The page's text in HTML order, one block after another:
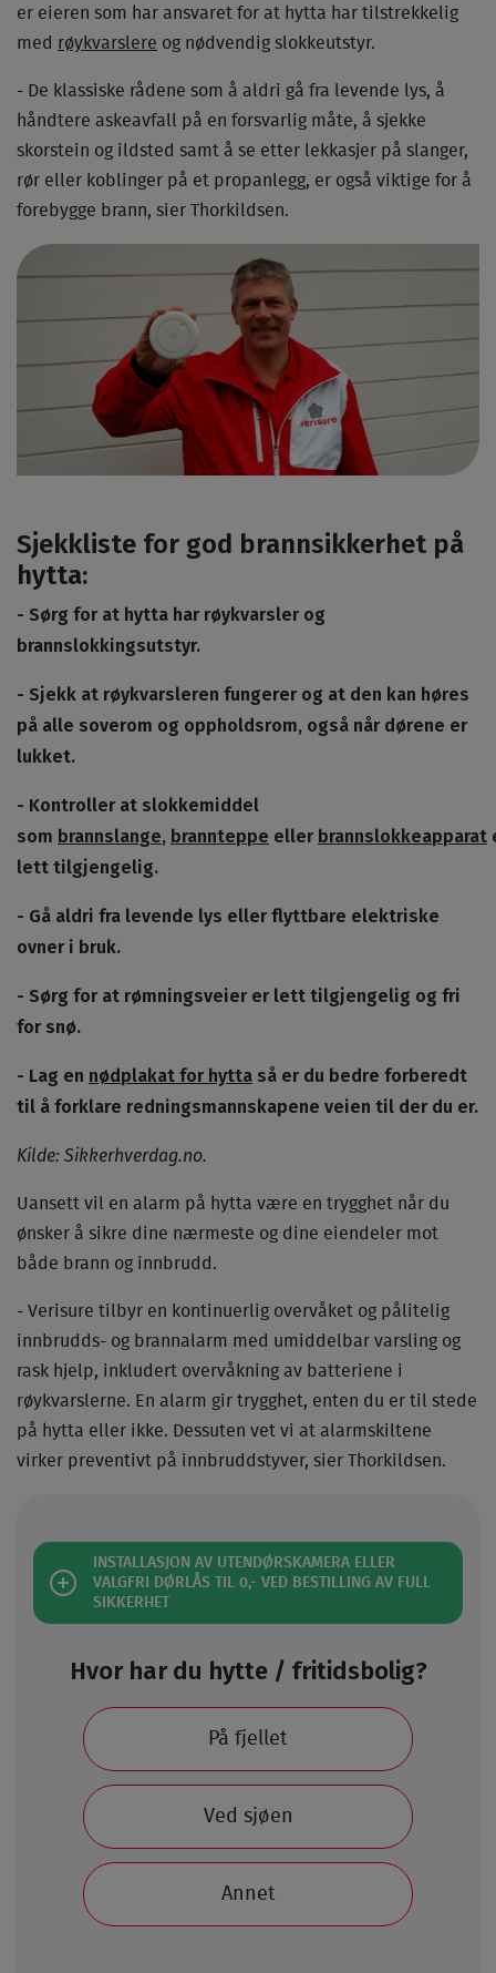
er eieren som har ansvaret for at hytta har tilstrekkelig
med røykvarslere og nødvendig slokkeutstyr.
- De klassiske rådene som å aldri gå fra levende lys, å
håndtere askeavfall på en forsvarlig måte, å sjekke
skorstein og ildsted samt å se etter lekkasjer på slanger,
rør eller koblinger på et propanlegg, er også viktige for å
forebygge brann, sier Thorkildsen.
Sjekkliste for god brannsikkerhet på
hytta:
- Sørg for at hytta har røykvarsler og
brannslokkingsutstyr.
- Sjekk at røykvarsleren fungerer og at den kan høres
på alle soverom og oppholdsrom, også når dørene er
lukket.
- Kontroller at slokkemiddel
som brannslange, brannteppe eller brannslokkeapparat
lett tilgjengelig.
- Gå aldri fra levende lys eller flyttbare elektriske
ovner i bruk.
- Sørg for at rømningsveier er lett tilgjengelig og fri
for snø.
- Lag en nødplakat for hytta så er du bedre forberedt
til å forklare redningsmannskapene veien til der du er.
Kilde: Sikkerhverdag.no.
Uansett vil en alarm på hytta være en trygghet når du
ønsker å sikre dine nærmeste og dine eiendeler mot
både brann og innbrudd.
- Verisure tilbyr en kontinuerlig overvåket og pålitelig
innbrudds- og brannalarm med umiddelbar varsling og
rask hjelp, inkludert overvåkning av batteriene i
røykvarslerne. En alarm gir trygghet, enten du er til stede
på hytta eller ikke. Dessuten vet vi at alarmskiltene
virker preventivt på innbruddstyver, sier Thorkildsen.
INSTALLASJON AV UTENDØRSKAMERA ELLER
VALGFRI DØRLÅS TIL 0,- VED BESTILLING AV FULL
SIKKERHET
Hvor har du hytte / fritidsbolig?
På fjellet
Ved sjøen
Annet